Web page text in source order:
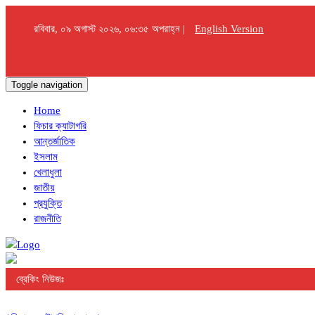
রবিবার, ০৯ অগাস্ট ২০২৬, ০৬:৩৫ অপরাহ্ন | English Version
Toggle navigation
Home
ফিচার ক্যাটাগরি
আন্তর্জাতিক
ইসলাম
খেলাধুলা
জাতীয়
প্রযুক্তি
রাজনীতি
ব্রেকিং নিউজঃ